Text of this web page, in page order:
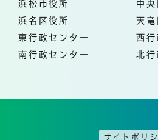
浜松市役所
中央
浜名区役所
天竜
東行政センター
西行
南行政センター
北行
サイトポリ